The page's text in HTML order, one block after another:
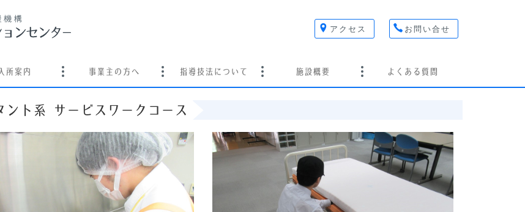
アクセス お問い合せ
入所案内 事業主の方へ 指導技法について 施設概要 よくある質問
ント系 サービスワークコース